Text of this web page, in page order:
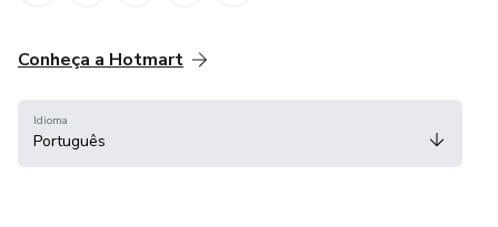
Conheça a Hotmart
Idioma
Português